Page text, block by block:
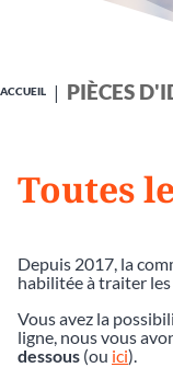
ACCUEIL PIÈCES
Toutes
Depuis 2017, la
habilitée à traiter les
Vous avez la
ligne, nous vous
dessous (ou ici).